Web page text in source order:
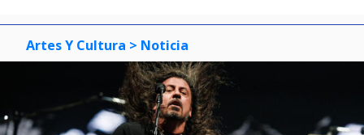
Artes Y Cultura > Noticia